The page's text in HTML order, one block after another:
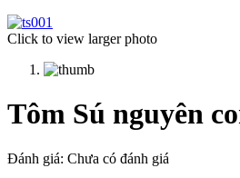
Click to view larger photo
Tôm Sú nguyên
Đánh giá: Chưa có đánh giá